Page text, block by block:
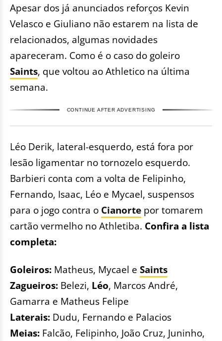
Apesar dos já anunciados reforços Kevin
Velasco e Giuliano não estarem na lista de
relacionados, algumas novidades
apareceram. Como é o caso do goleiro
Saints, que voltou ao Athletico na última
semana.
CONTINUE AFTER ADVERTISING
Léo Derik, lateral-esquerdo, está fora por
lesão ligamentar no tornozelo esquerdo.
Barbieri conta com a volta de Felipinho,
Fernando, Isaac, Léo e Mycael, suspensos
para o jogo contra o Cianorte por tomarem
cartão vermelho no Athletiba. Confira a lista
completa:
Goleiros: Matheus, Mycael e Saints
Zagueiros: Belezi, Léo, Marcos André,
Gamarra e Matheus Felipe
Laterais: Dudu, Fernando e Palacios
Meias: Falcão, Felipinho, João Cruz, Juninho,